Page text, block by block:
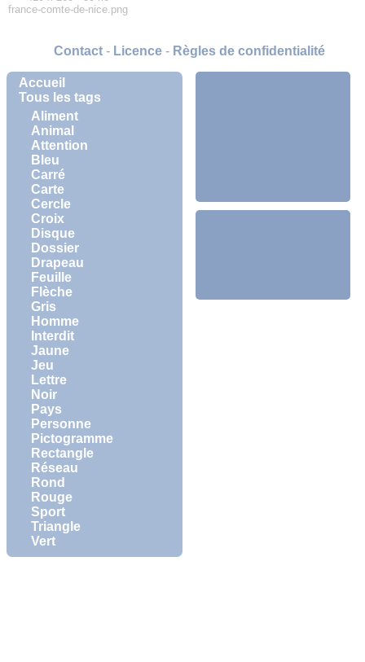
Accueil
Tous les tags
Aliment
Animal
Attention
Bleu
Carré
Carte
Cercle
Croix
Disque
Dossier
Drapeau
Feuille
Flèche
Gris
Homme
Interdit
Jaune
Jeu
Lettre
Noir
Pays
Personne
Pictogramme
Rectangle
Réseau
Rond
Rouge
Sport
Triangle
Vert
france-comte-de-nice.png
Contact- Licence- Règles de confidentialité